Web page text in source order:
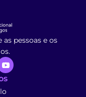
pessoas e os